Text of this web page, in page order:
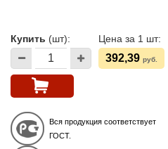
Купить (шт): Цена за 1 шт:
392,39 руб.
Вся продукция соответствует
ГОСТ.